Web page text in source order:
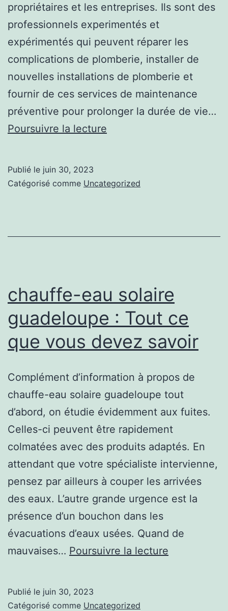
propriétaires et les entreprises. Ils sont des
professionnels experimentés et
expérimentés qui peuvent réparer les
complications de plomberie, installer de
nouvelles installations de plomberie et
fournir de ces services de maintenance
préventive pour prolonger la durée de vie…
Poursuivre la lecture
:
les
projets
radical
Publié le juin 30, 2023
Catégorisé comme Uncategorized
chauffe-eau solaire
guadeloupe : Tout ce
que vous devez savoir
Complément d’information à propos de
chauffe-eau solaire guadeloupe tout
d’abord, on étudie évidemment aux fuites.
Celles-ci peuvent être rapidement
colmatées avec des produits adaptés. En
attendant que votre spécialiste intervienne,
pensez par ailleurs à couper les arrivées
des eaux. L’autre grande urgence est la
présence d’un bouchon dans les
évacuations d’eaux usées. Quand de
mauvaises… Poursuivre la lecture
Publié le juin 30, 2023
Catégorisé comme Uncategorized